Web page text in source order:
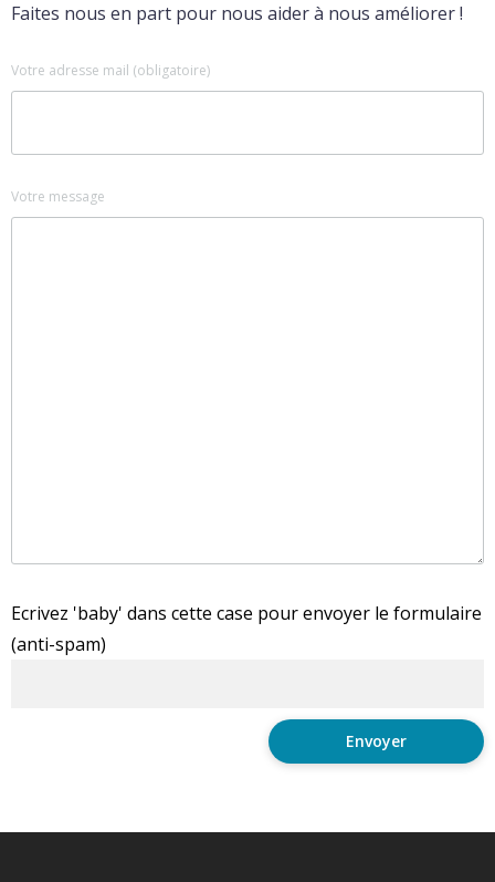
Faites nous en part pour nous aider à nous améliorer !
Votre adresse mail (obligatoire)
Votre message
Ecrivez 'baby' dans cette case pour envoyer le formulaire
(anti-spam)